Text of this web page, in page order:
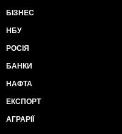
БІЗНЕС
НБУ
РОСІЯ
БАНКИ
НАФТА
ЕКСПОРТ
АГРАРІЇ